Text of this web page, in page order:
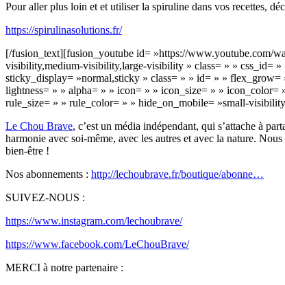
Pour aller plus loin et et utiliser la spiruline dans vos recettes,
https://spirulinasolutions.fr/
[/fusion_text][fusion_youtube id= »https://www.youtube.com/
visibility,medium-visibility,large-visibility » class= » » css_id=
sticky_display= »normal,sticky » class= » » id= » » flex_grow=
lightness= » » alpha= » » icon= » » icon_size= » »
rule_size= » » rule_color= » » hide_on_mobile= »small-
Le Chou Brave, c’est un média indépendant, qui s’attache à
harmonie avec soi-même, avec les autres et avec la nature.
bien-être !
Nos abonnements : http://lechoubrave.fr/boutique/abonne…
SUIVEZ-NOUS :
https://www.instagram.com/lechoubrave/
https://www.facebook.com/LeChouBrave/
MERCI à notre partenaire :